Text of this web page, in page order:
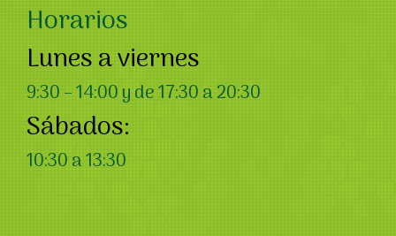
Horarios
Lunes a viernes
9:30 – 14:00 y de 17:30 a 20:30
Sábados:
10:30 a 13:30